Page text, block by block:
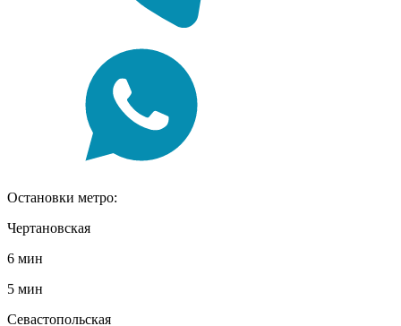
Остановки метро:
Чертановская
6 мин
5 мин
Севастопольская